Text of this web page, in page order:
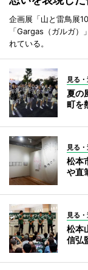
企画展「山と雷鳥展
「Gargas（ガルガ
れている。
見る
夏の
町を
見る
松本
や直
見る
松本
信弘